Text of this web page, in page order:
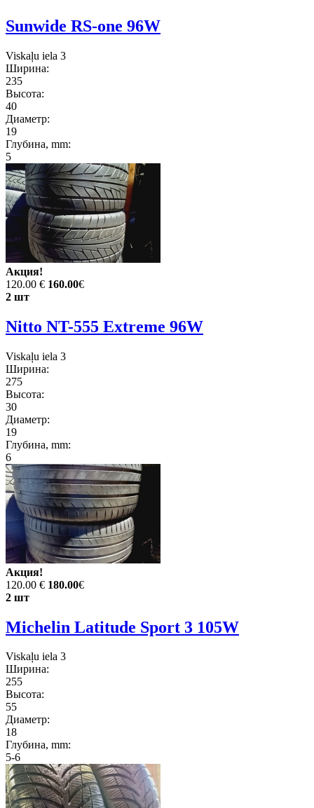
Sunwide RS-one 96W
Viskaļu iela 3
Ширина:
235
Высота:
40
Диаметр:
19
Глубина, mm:
5
Акция!
120.00 € 160.00€
2 шт
Nitto NT-555 Extreme 96W
Viskaļu iela 3
Ширина:
275
Высота:
30
Диаметр:
19
Глубина, mm:
6
Акция!
120.00 € 180.00€
2 шт
Michelin Latitude Sport 3 105W
Viskaļu iela 3
Ширина:
255
Высота:
55
Диаметр:
18
Глубина, mm:
5-6